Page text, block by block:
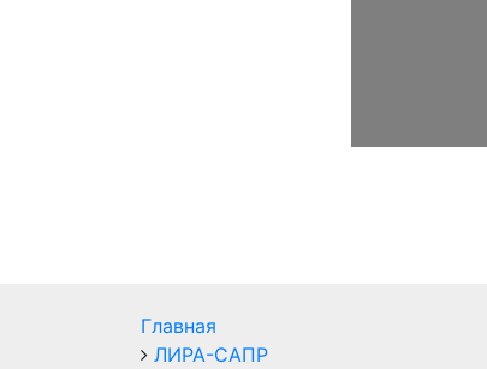
Главная
ЛИРА-САПР